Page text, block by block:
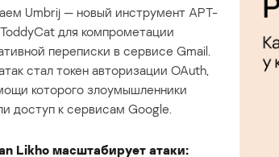
Umbrij — новый инструмент APT-
для компрометации
переписки в сервисе Gmail.
стал токен авторизации OAuth,
которого злоумышленники
доступ к сервисам Google.
Likho масштабирует атаки: